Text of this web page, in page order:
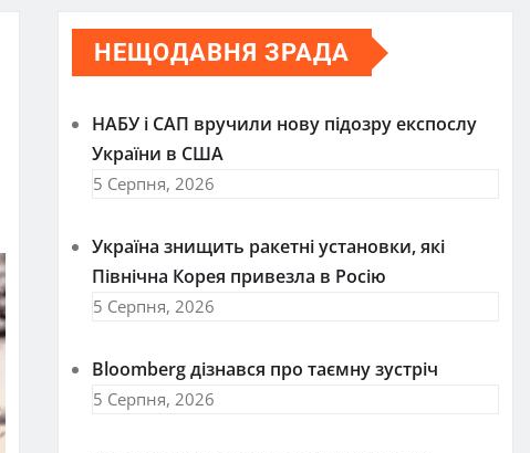
НЕЩОДАВНЯ ЗРАДА
НАБУ і САП вручили нову підозру експослу
України в США
5 Серпня, 2026
Україна знищить ракетні установки, які
Північна Корея привезла в Росію
5 Серпня, 2026
Bloomberg дізнався про таємну зустріч
5 Серпня, 2026